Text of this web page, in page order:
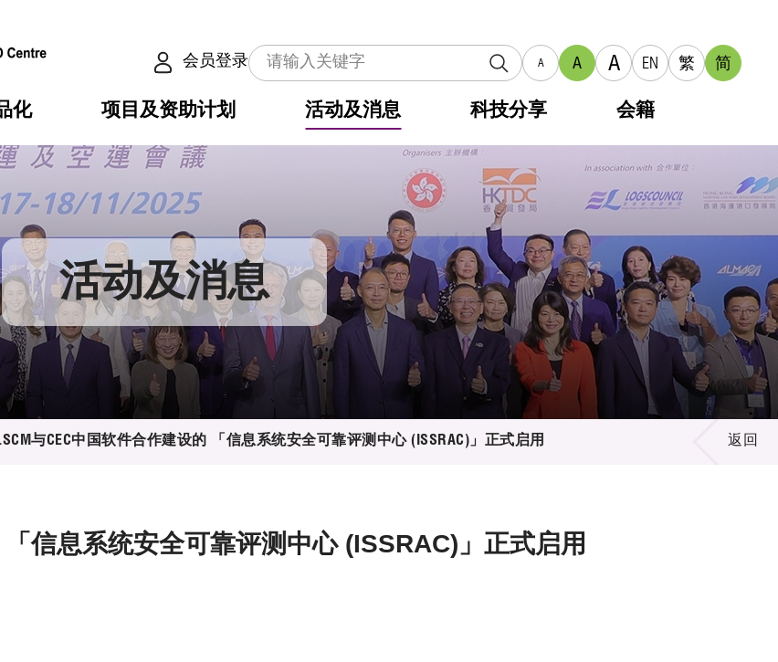
会员登录 A A A EN 繁 简
化
术
之创新技术
项目及资助计划
划书
活动及消息 科技分享 会籍
活动及消息
与CEC中国软件合作建设的 「信息系统安全可靠评测中心 (ISSRAC)」正式启用 返回
信息系统安全可靠评测中心 (ISSRAC)」正式启用